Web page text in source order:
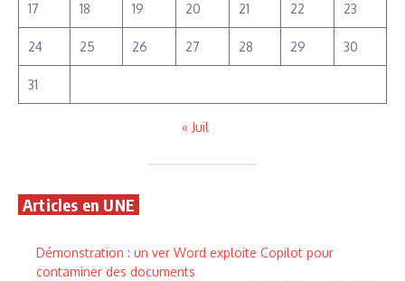
17 18 19 20 21 22 23
24 25 26 27 28 29 30
31
« Juil
Articles en UNE
Démonstration : un ver Word exploite Copilot pour
contaminer des documents